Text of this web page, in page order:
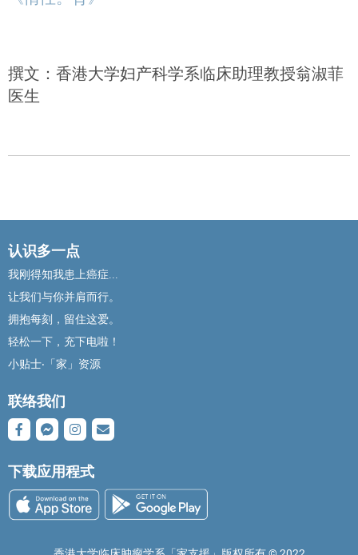
撰文：香港大学妇产科学系临床助理教授翁淑菲
医生
认识多一点
我刚得知我患上癌症...
让我们与你并肩而行。
拥抱每刻，留住这爱。
轻松一下，充下电啦！
小贴士‧「家」资源
联络我们
下载应用程式